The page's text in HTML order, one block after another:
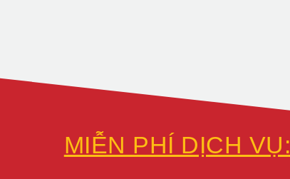
MIỄN PHÍ DỊCH VỤ: